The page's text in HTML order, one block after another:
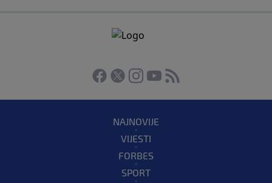
NAJNOVIJE
VIJESTI
FORBES
SPORT